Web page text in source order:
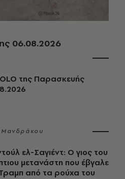
06.08.2026
της Παρασκευής
Μανδράκου
ελ-Σαγιέντ: Ο γιος του
μετανάστη που έβγαλε
από τα ρούχα του